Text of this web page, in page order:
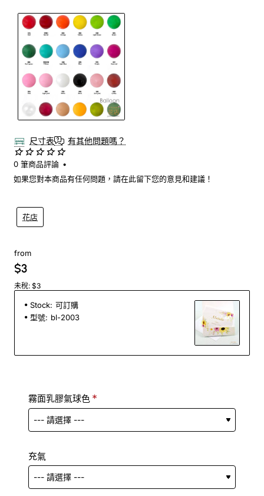
尺寸表 有其他問題嗎？
花店
0 筆商品評論 •
如果您對本商品有任何問題，請在此留下您的意見和建議！
from
$3
未稅: $3
Stock: 可訂購
型號: bl-2003
霧面乳膠氣球色
充氣